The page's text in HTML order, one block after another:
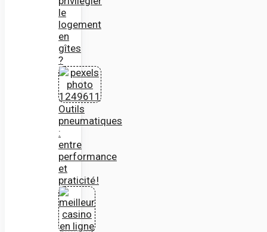
le
logement
en
gîtes
?
Outils
pneumatiques
:
entre
performance
et
praticité !